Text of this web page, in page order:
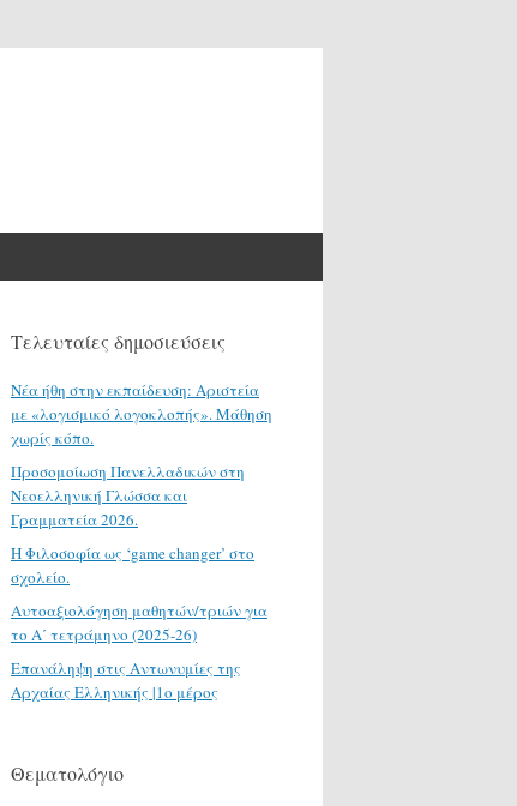
Τελευταίες δημοσιεύσεις
Νέα ήθη στην εκπαίδευση: Αριστεία
με «λογισμικό λογοκλοπής». Μάθηση
χωρίς κόπο.
Προσομοίωση Πανελλαδικών στη
Νεοελληνική Γλώσσα και
Γραμματεία 2026.
H Φιλοσοφία ως ‘game changer’ στο
σχολείο.
Αυτοαξιολόγηση μαθητών/τριών για
το Α΄ τετράμηνο (2025-26)
Επανάληψη στις Αντωνυμίες της
Αρχαίας Ελληνικής |1ο μέρος
Θεματολόγιο